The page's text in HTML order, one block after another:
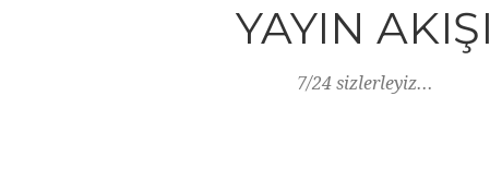
YAYIN AKIŞI
7/24 sizlerleyiz...